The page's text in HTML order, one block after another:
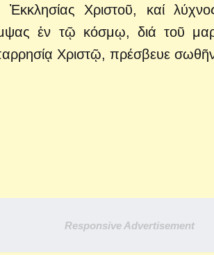
Χριστοῦ, καί
ἐν τῷ κόσμῳ, διά τοῦ
Χριστῷ, πρέσβευε
Responsive Advertisement